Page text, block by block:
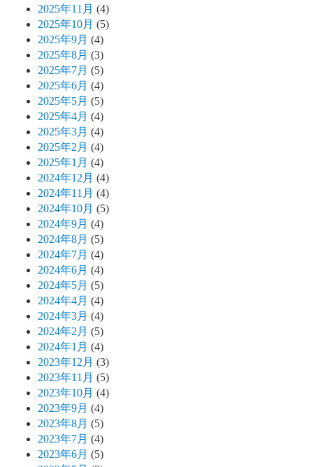
2025年11月 (4)
2025年10月 (5)
2025年9月 (4)
2025年8月 (3)
2025年7月 (5)
2025年6月 (4)
2025年5月 (5)
2025年4月 (4)
2025年3月 (4)
2025年2月 (4)
2025年1月 (4)
2024年12月 (4)
2024年11月 (4)
2024年10月 (5)
2024年9月 (4)
2024年8月 (5)
2024年7月 (4)
2024年6月 (4)
2024年5月 (5)
2024年4月 (4)
2024年3月 (4)
2024年2月 (5)
2024年1月 (4)
2023年12月 (3)
2023年11月 (5)
2023年10月 (4)
2023年9月 (4)
2023年8月 (5)
2023年7月 (4)
2023年6月 (5)